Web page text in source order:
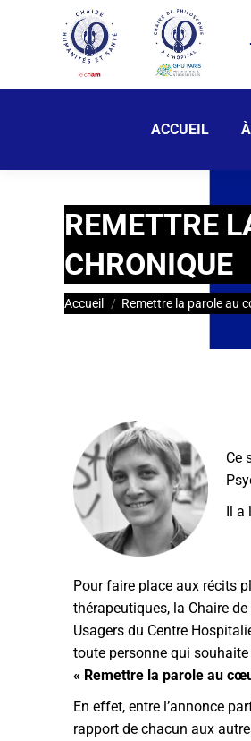
ACCUEIL
REMETTRE
CHRONIQUE
Vous êtes ici :
Accueil Remettre la parole au
Ce
Il a
Pour faire place aux récits
thérapeutiques, la Chaire
Usagers du Centre
toute personne qui
« Remettre la parole au
En effet, entre l’annonce
rapport de chacun aux